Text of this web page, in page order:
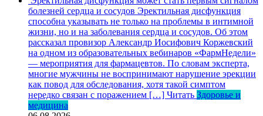
болезней сердца и сосудов Эректильная дисфункция
способна указывать не только на проблемы в интимной
жизни, но и на заболевания сердца и сосудов. Об этом
рассказал провизор Александр Иосифович Коржевский
на одном из образовательных вебинаров «ФармНедели»
— мероприятия для фармацевтов. По словам эксперта,
многие мужчины не воспринимают нарушение эрекции
как повод для обследования, хотя такой симптом
нередко связан с поражением […] Читать Здоровье и
медицина